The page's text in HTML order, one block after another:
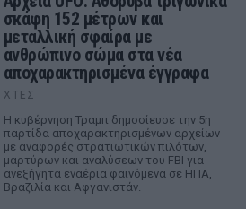
σκάφη 152 μέτρων και
μεταλλική σφαίρα με
ανθρώπινο σώμα στα νέα
αποχαρακτηρισμένα έγγραφα
ΧΤΕΣ
Η κυβέρνηση Τραμπ δημοσίευσε την 5η
παρτίδα αποχαρακτηρισμένων αρχείων
με αναφορές στρατιωτικών πιλότων,
μαρτύρων και αναλύσεων του FBI για
ανεξήγητα εναέρια φαινόμενα σε ΗΠΑ,
Βραζιλία και Αφγανιστάν.